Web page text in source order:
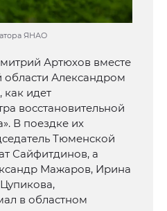
ЯНАО
Артюхов вместе
Александром
идет
восстановительной
В поездке их
Тюменской
Сайфитдинов, а
Мажаров, Ирина
в областном